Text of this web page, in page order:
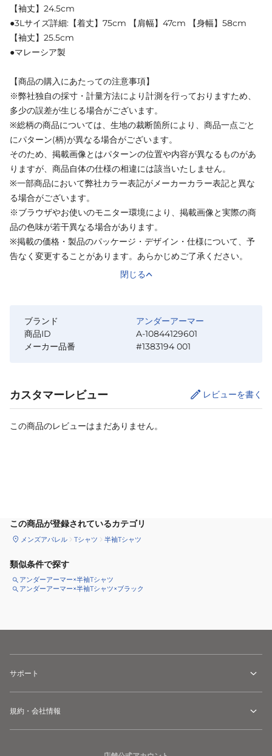
【袖丈】24.5cm
●3Lサイズ詳細:【着丈】75cm 【肩幅】47cm 【身幅】58cm
【袖丈】25.5cm
●マレーシア製
【商品の購入にあたっての注意事項】
※弊社独自の採寸・計量方法により計測を行っておりますため、
多少の誤差が生じる場合がございます。
※総柄の商品については、生地の裁断箇所により、商品一点ごと
にパターン(柄)が異なる場合がございます。
そのため、掲載画像とはパターンの位置や内容が異なるものがあ
りますが、商品自体の仕様の相違には該当いたしません。
※一部商品において弊社カラー表記がメーカーカラー表記と異な
る場合がございます。
※ブラウザやお使いのモニター環境により、掲載画像と実際の商
品の色味が若干異なる場合があります。
※掲載の価格・製品のパッケージ・デザイン・仕様について、予
告なく変更することがあります。あらかじめご了承ください。
閉じる
ブランド
アンダーアーマー
商品ID
A-10844129601
メーカー品番
#1383194 001
カスタマーレビュー レビューを書く
この商品のレビューはまだありません。
この商品が登録されているカテゴリ
メンズアパレル Tシャツ 半袖Tシャツ
類似条件で探す
アンダーアーマー×半袖Tシャツ
アンダーアーマー×半袖Tシャツ×ブラック
サポート
規約・会社情報